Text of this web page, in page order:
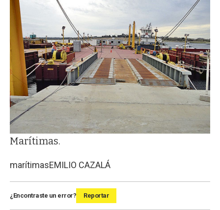
Marítimas.
marítimasEMILIO CAZALÁ
¿Encontraste un error? Reportar